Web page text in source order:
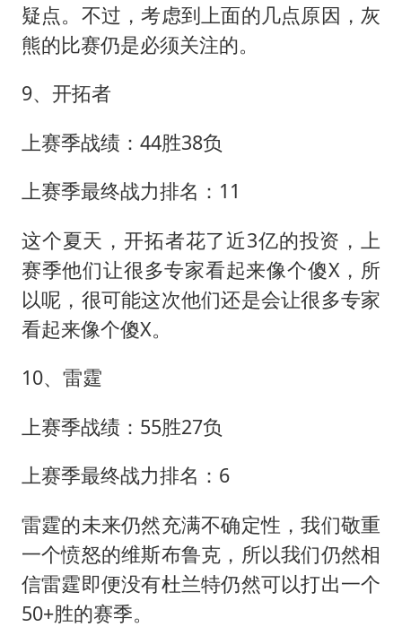
疑点。不过，考虑到上面的几点原因，灰
熊的比赛仍是必须关注的。
9、开拓者
上赛季战绩：44胜38负
上赛季最终战力排名：11
这个夏天，开拓者花了近3亿的投资，上
赛季他们让很多专家看起来像个傻X，所
以呢，很可能这次他们还是会让很多专家
看起来像个傻X。
10、雷霆
上赛季战绩：55胜27负
上赛季最终战力排名：6
雷霆的未来仍然充满不确定性，我们敬重
一个愤怒的维斯布鲁克，所以我们仍然相
信雷霆即便没有杜兰特仍然可以打出一个
50+胜的赛季。